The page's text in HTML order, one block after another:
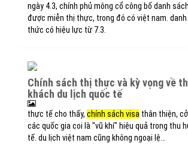
ngày 4.3, chính phủ mông cổ công bố danh
được miễn thị thực, trong đó có việt nam.
thức có hiệu lực từ 7.3.
chính sách thị thực và kỳ vọng về thị trường
khách du lịch quốc tế
thực tế cho thấy, chính sách visa thân thiện,
các quốc gia coi là "vũ khí" hiệu quả trong thu
tế. du lịch việt nam cũng không ngoại lệ…